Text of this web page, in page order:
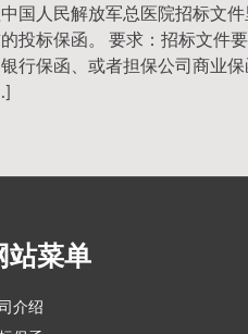
国人民解放军总医院招标文
投标保函。 要求：招标文件
行保函、或者担保公司商业保
站菜单
介绍